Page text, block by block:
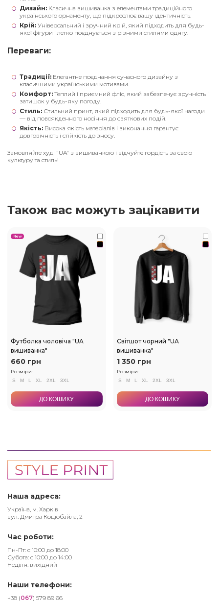
Дизайн: Класична вишиванка з елементами традиційного
українського орнаменту, що підкреслює вашу ідентичність.
Крій: Універсальний і зручний крій, який підходить для будь-
якої фігури і легко поєднується з різними стилями одягу.
Переваги:
Традиції: Елегантне поєднання сучасного дизайну з
класичними українськими мотивами.
Комфорт: Теплий і приємний фліс, який забезпечує зручність і
затишок у будь-яку погоду.
Стиль: Стильний принт, який підходить для будь-якої нагоди
— від повсякденного носіння до святкових подій.
Якість: Висока якість матеріалів і виконання гарантує
довговічність і стійкість до зносу.
Замовляйте худі "UA" з вишиванкою і відчуйте гордість за свою
культуру та стиль!
Також вас можуть зацікавити
New
Футболка чоловіча "UA
вишиванка"
660 грн
Розміри:
S M L XL 2XL 3XL
ДО КОШИКУ
Світшот чорний "UA
вишиванка"
1 350 грн
Розміри:
S M L XL 2XL 3XL
ДО КОШИКУ
Наша адреса:
Україна, м. Харків
вул. Дмитра Коцюбайла, 2
Час роботи:
Пн-Пт: с 10:00 до 18:00
Субота: с 10:00 до 14:00
Неділя: вихідний
Наши телефони:
+38 (067) 579 89 66